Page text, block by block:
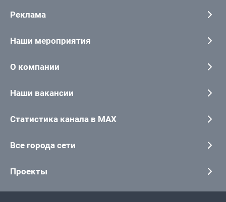
Реклама
Наши мероприятия
О компании
Наши вакансии
Статистика канала в MAX
Все города сети
Проекты